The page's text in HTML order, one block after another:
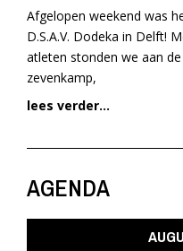
Afgelopen weekend was
D.S.A.V. Dodeka in Delft!
atleten stonden we aan
zevenkamp,
lees verder...
AGENDA